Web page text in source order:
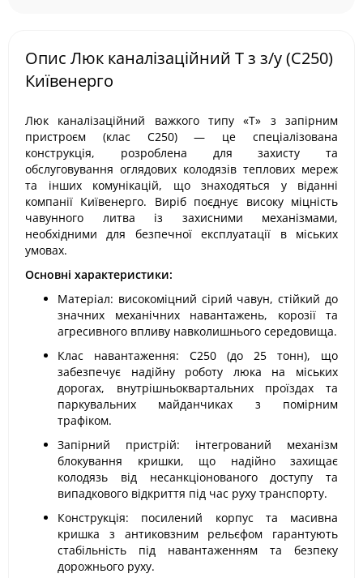
Опис Люк каналізаційний Т з з/у (С250)
Київенерго
Люк каналізаційний важкого типу «Т» з запірним
пристроєм (клас С250) — це спеціалізована
конструкція, розроблена для захисту та
обслуговування оглядових колодязів теплових мереж
та інших комунікацій, що знаходяться у віданні
компанії Київенерго. Виріб поєднує високу міцність
чавунного литва із захисними механізмами,
необхідними для безпечної експлуатації в міських
умовах.
Основні характеристики:
Матеріал: високоміцний сірий чавун, стійкий до
значних механічних навантажень, корозії та
агресивного впливу навколишнього середовища.
Клас навантаження: С250 (до 25 тонн), що
забезпечує надійну роботу люка на міських
дорогах, внутрішньоквартальних проїздах та
паркувальних майданчиках з помірним
трафіком.
Запірний пристрій: інтегрований механізм
блокування кришки, що надійно захищає
колодязь від несанкціонованого доступу та
випадкового відкриття під час руху транспорту.
Конструкція: посилений корпус та масивна
кришка з антиковзним рельєфом гарантують
стабільність під навантаженням та безпеку
дорожнього руху.